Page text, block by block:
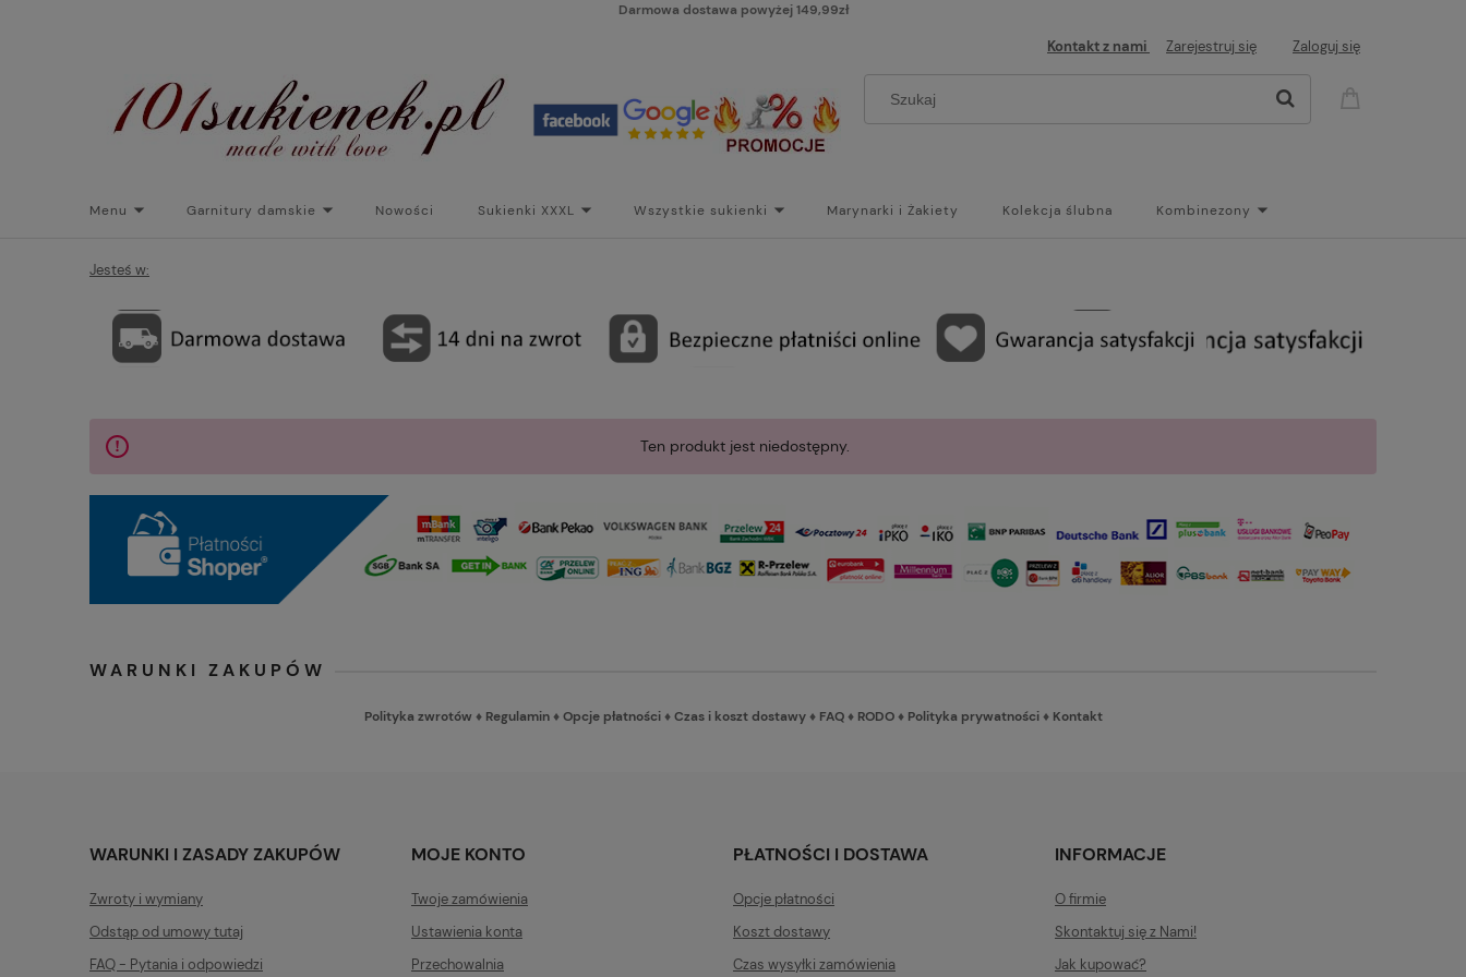
Darmowa dostawa powyżej 149,99zł
Kontakt z nami Zarejestruj się Zaloguj się
Menu Garnitury damskie Nowości Sukienki XXXL Wszystkie sukienki Marynarki i Żakiety Kolekcja ślubna Kombinezony
Torebki do sukienek
Jesteś w:
Ten produkt jest niedostępny.
WARUNKI ZAKUPÓW
Polityka zwrotów ♦ Regulamin♦Opcje płatności♦Czas i koszt dostawy♦ FAQ♦ RODO♦ Polityka prywatności♦ Kontakt
WARUNKI I ZASADY ZAKUPÓW
Zwroty i wymiany
Odstąp od umowy tutaj
FAQ - Pytania i odpowiedzi
MOJE KONTO
Twoje zamówienia
Ustawienia konta
Przechowalnia
PŁATNOŚCI I DOSTAWA
Opcje płatności
Koszt dostawy
Czas wysyłki zamówienia
INFORMACJE
O firmie
Skontaktuj się z Nami!
Jak kupować?